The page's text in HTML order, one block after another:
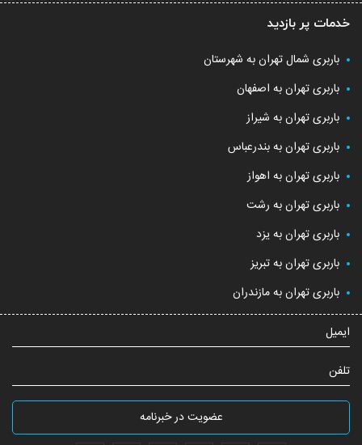
خدمات پر بازدید
باربری شمال تهران به شهرستان
باربری تهران به اصفهان
باربری تهران به شیراز
باربری تهران به بندرعباس
باربری تهران به اهواز
باربری تهران به رشت
باربری تهران به یزد
باربری تهران به تبریز
باربری تهران به مازندران
ایمیل
تلفن
عضویت در خبرنامه